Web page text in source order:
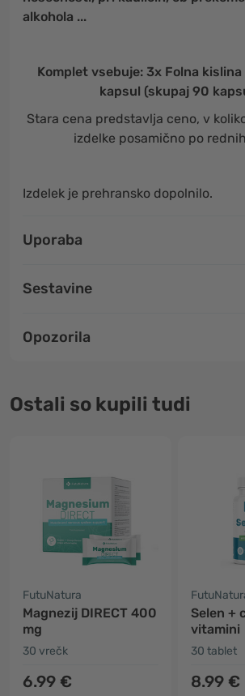
alkohola ...
Komplet vsebuje: 3x Folna
kapsul (skupaj 90
Stara cena predstavlja ceno, v
izdelke posamično po
Izdelek je prehransko dopolnilo.
Uporaba
Sestavine
Opozorila
Ostali so kupili tudi
FutuNatura
Magnezij DIRECT 400
mg
30 vrečk
6.99 €
Selen +
vitamini
30 tablet
8.99 €